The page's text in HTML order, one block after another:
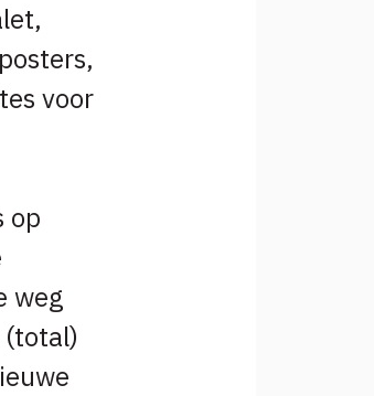
voor
op
weg